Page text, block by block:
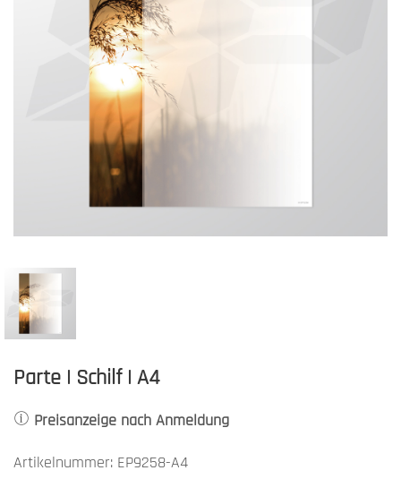
Parte | Schilf | A4
Preisanzeige nach Anmeldung
Artikelnummer: EP9258-A4